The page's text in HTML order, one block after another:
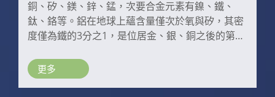
銅、矽、鎂、鋅、錳，次要合金元素有鎳、鐵、
鈦、鉻等。鋁在地球上蘊含量僅次於氧與矽，其密
度僅為鐵的3分之1，是位居金、銀、銅之後的第四
近或超過優質鋼，塑性好，可加工成各種型材，具
有優良的導電性、導熱性，工業上廣泛使用，使用
更多